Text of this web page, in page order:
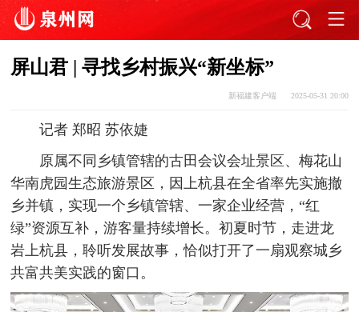
屏山君 | 寻找乡村振兴“新坐标”
新福建客户端 2025-05-31 20:00
记者 郑昭 苏依婕
原属不同乡镇管辖的古田会议会址景区、梅花山
华南虎园生态旅游景区，因上杭县在全省率先实施撤
乡并镇，实现一个乡镇管辖、一家企业经营，“红
绿”资源互补，游客量持续增长。初夏时节，走进龙
岩上杭县，聆听发展故事，恰似打开了一扇观察城乡
共富共美实践的窗口。